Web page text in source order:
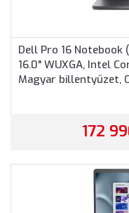
Dell Pro 16 Notebook
16.0" WUXGA, Intel
Magyar billentyűzet,
172